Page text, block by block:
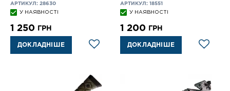
АРТИКУЛ: 28630
У НАЯВНОСТІ
1 250 ГРН
ДОКЛАДНІШЕ
АРТИКУЛ: 18551
У НАЯВНОСТІ
1 200 ГРН
ДОКЛАДНІШЕ